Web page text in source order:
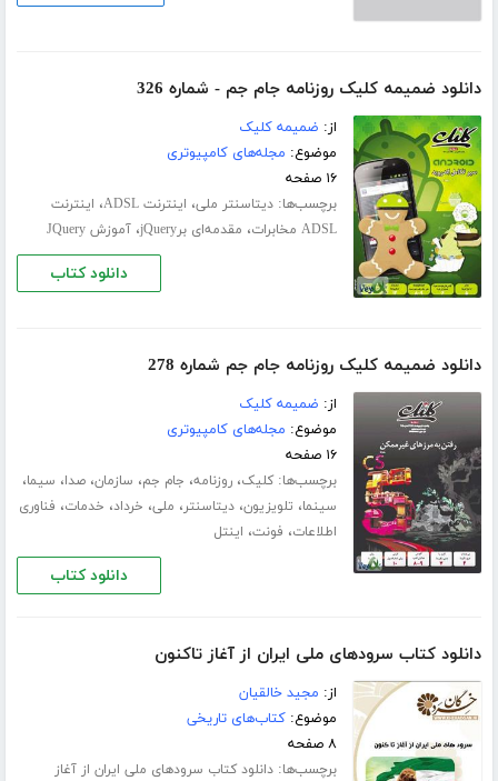
دانلود ضمیمه کلیک روزنامه جام جم - شماره 326
از: ضمیمه کلیک
موضوع: مجله‌های کامپیوتری
۱۶ صفحه
برچسب‌ها:دیتاسنتر ملی، اینترنت ADSL ، اینترنت
ADSL مخابرات
، مقدمه‌ای برjQuery ،آموزش JQuery
دانلود کتاب
دانلود ضمیمه کلیک روزنامه جام جم شماره 278
از: ضمیمه کلیک
موضوع: مجله‌های کامپیوتری
۱۶ صفحه
برچسب‌ها:کلیک،روزنامه، جام جم، سازمان،صدا، سیما،
سینما، تلویزیون،دیتاسنتر، ملی، خرداد، خدمات، فناوری
اطلاعات، فونت، اینتل
دانلود کتاب
دانلود کتاب سرود‌های ملی ایران از آغاز تاکنون
از: مجید خالقیان
موضوع:کتاب‌های تاریخی
۸ صفحه
برچسب‌ها:دانلود کتاب سرود‌های ملی ایران از آغاز